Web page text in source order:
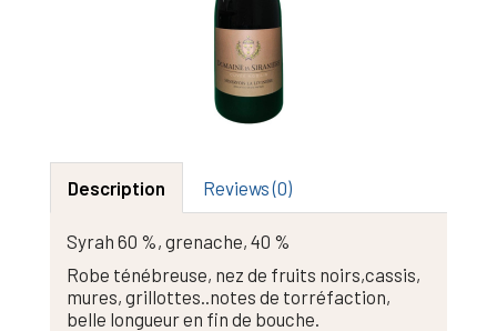
Description Reviews (0)
Syrah 60 %, grenache, 40 %
Robe ténébreuse, nez de fruits noirs,cassis,
mures, grillottes..notes de torréfaction,
belle longueur en fin de bouche.